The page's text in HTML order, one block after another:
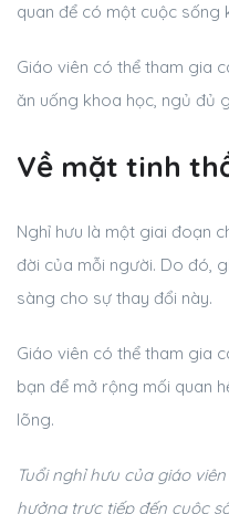
quan để có một cuộc sống
Giáo viên có thể tham gia
ăn uống khoa học, ngủ đủ
Về mặt tinh
Nghỉ hưu là một giai đoạn
đời của mỗi người. Do đó,
sàng cho sự thay đổi này.
Giáo viên có thể tham gia
bạn để mở rộng mối quan
lõng.
Tuổi nghỉ hưu của giáo
hưởng trực tiếp đến cuộc